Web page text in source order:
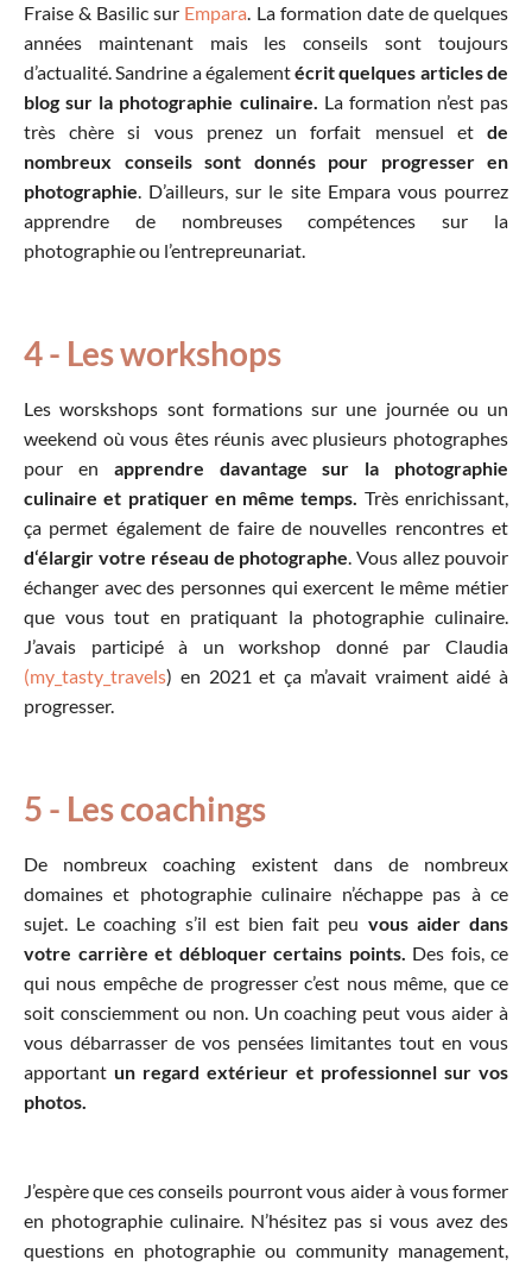
Fraise & Basilic sur Empara. La formation date de quelques
années maintenant mais les conseils sont toujours
d’actualité. Sandrine a égalementécrit quelques articles de
blog sur la photographie culinaire. La formation n’est pas
très chère si vous prenez un forfait mensuel et de
nombreux conseils sont donnés pour progresser en
photographie. D’ailleurs, sur le site Empara vous pourrez
apprendre de nombreuses compétences sur la
photographie ou l’entrepreunariat.
4 - Les workshops
Les worskshops sont formations sur une journée ou un
weekend où vous êtes réunis avec plusieurs photographes
pour en apprendre davantage sur la photographie
culinaire et pratiquer en même temps. Très enrichissant,
ça permet également de faire de nouvelles rencontres et
d‘élargir votre réseau de photographe. Vous allez pouvoir
échanger avec des personnes qui exercent le même métier
que vous tout en pratiquant la photographie culinaire.
J’avais participé à un workshop donné par Claudia
(my_tasty_travels) en 2021 et ça m’avait vraiment aidé à
progresser.
5 - Les coachings
De nombreux coaching existent dans de nombreux
domaines et photographie culinaire n’échappe pas à ce
sujet. Le coaching s’il est bien fait peu vous aider dans
votre carrière et débloquer certains points. Des fois, ce
qui nous empêche de progresser c’est nous même, que ce
soit consciemment ou non. Un coaching peut vous aider à
vous débarrasser de vos pensées limitantes tout en vous
apportant un regard extérieur et professionnel sur vos
photos.
J’espère que ces conseils pourront vous aider à vous former
en photographie culinaire. N’hésitez pas si vous avez des
questions en photographie ou community management,